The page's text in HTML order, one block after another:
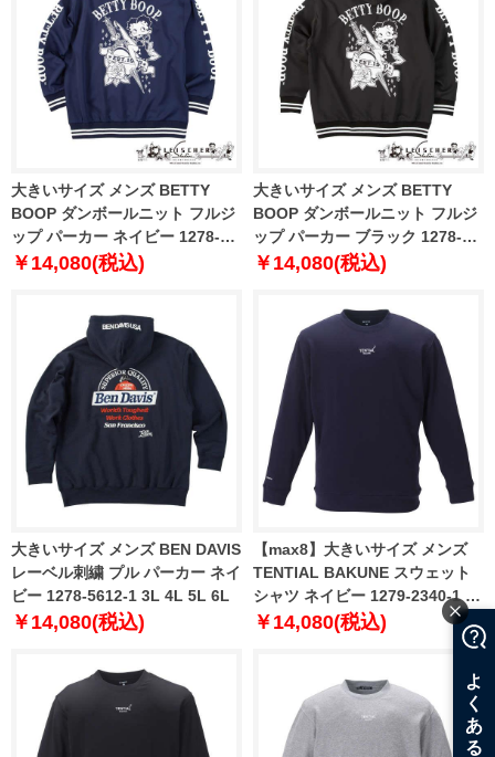
大きいサイズ メンズ BETTY
BOOP ダンボールニット フルジ
ップ パーカー ネイビー 1278-
5621-1 3L 4L 5L 6L
￥14,080(税込)
大きいサイズ メンズ BETTY
BOOP ダンボールニット フルジ
ップ パーカー ブラック 1278-
5621-2 3L 4L 5L 6L
￥14,080(税込)
大きいサイズ メンズ BEN DAVIS
レーベル刺繍 プル パーカー ネイ
ビー 1278-5612-1 3L 4L 5L 6L
￥14,080(税込)
【max8】大きいサイズ メンズ
TENTIAL BAKUNE スウェット
シャツ ネイビー 1279-2340-1 3L
4L 5L 6L 7L 8L
￥14,080(税込)